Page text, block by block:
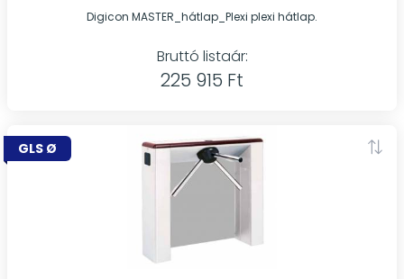
Digicon MASTER_hátlap_Plexi plexi hátlap.
Bruttó listaár:
225 915 Ft
GLS Ø